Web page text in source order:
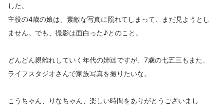
した。
主役の4歳の娘は、素敵な写真に照れてしまって、まだ見ようとし
ません。でも、撮影は面白った♪とのこと。
どんどん親離れしていく年代の姉達ですが、7歳の七五三もまた、
ライフスタジオさんで家族写真を撮りたいな。
こうちゃん、りなちゃん、楽しい時間をありがとうございまし